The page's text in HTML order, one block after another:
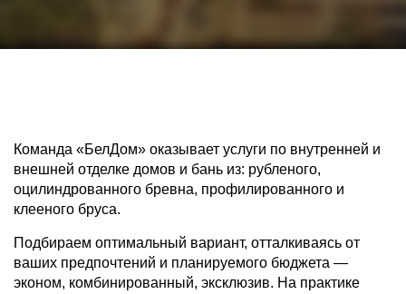
Команда «БелДом» оказывает услуги по внутренней и
внешней отделке домов и бань из: рубленого,
оцилиндрованного бревна, профилированного и
клееного бруса.
Подбираем оптимальный вариант, отталкиваясь от
ваших предпочтений и планируемого бюджета —
эконом, комбинированный, эксклюзив. На практике